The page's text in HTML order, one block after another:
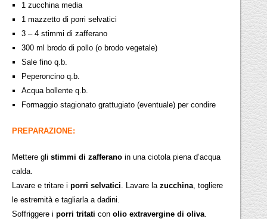
1 zucchina media
1 mazzetto di porri selvatici
3 – 4 stimmi di zafferano
300 ml brodo di pollo (o brodo vegetale)
Sale fino q.b.
Peperoncino q.b.
Acqua bollente q.b.
Formaggio stagionato grattugiato (eventuale) per condire
PREPARAZIONE:
Mettere glistimmi di zafferano in una ciotola piena d’acqua
calda.
Lavare e tritare iporri selvatici. Lavare lazucchina, togliere
le estremità e tagliarla a dadini.
Soffriggere iporri tritati conolio extravergine di oliva.